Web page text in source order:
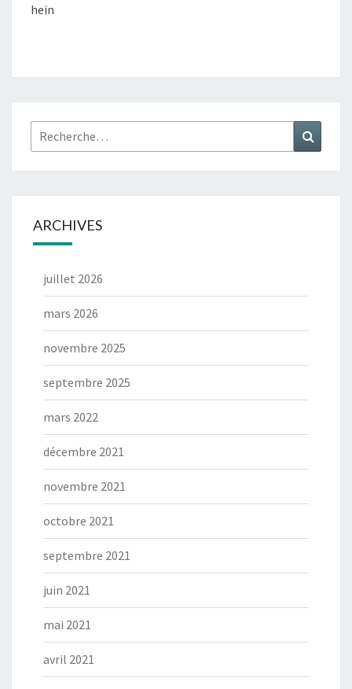
hein
Rechercher :
ARCHIVES
juillet 2026
mars 2026
novembre 2025
septembre 2025
mars 2022
décembre 2021
novembre 2021
octobre 2021
septembre 2021
juin 2021
mai 2021
avril 2021